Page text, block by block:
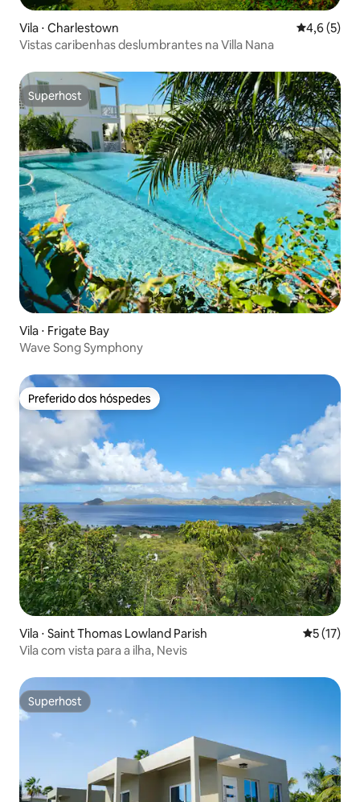
Vila ⋅ Charlestown 4,6 de
4,6 (5)
Vistas caribenhas deslumbrantes na Villa Nana
Superhost
Superhost
Vila ⋅ Frigate Bay
Wave Song Symphony
Preferido dos hóspedes
Preferido dos hóspedes
Vila ⋅ Saint Thomas Lowland Parish 5 de uma
5 (17)
Vila com vista para a ilha, Nevis
Superhost
Superhost